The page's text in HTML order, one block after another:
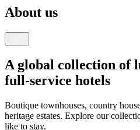
About us​​​​‌ ‍ ​‍​‍‌‍ ‌ ​‍‌‍‍‌‌‍‌ ‌‍‍‌‌‍ ‍​‍​‍​ ‍‍​‍​‍‌ ​ ‌‍​‌‌‍ ‍‌‍‍‌‌ ‌​‌ ‍‌​‍ ‍‌‍‍‌‌‍ ​‍​‍​‍ ​​‍​‍‌‍‍​‌ ​‍‌‍‌‌‌‍‌‍​‍​‍​ ‍‍​‍​‍‌‍‍​‌ ‌​‌ ‌​‌ ​​‌ ​ ​ ‍‍​‍ ​‍ ‌‍ ​​‍ ‌‌‍​‌‌‍ ‍‌‍‌​​‍ ‌‌ ​‍​‍ ‌‌‍‍​‌‍ ‌ ‌​‌‍‌‌‌‍ ​‌ ​ ​‍ ‌‌ ​ ‌ ‌​‌ ‌‌‌‍‌​‌‍‍‌‌‍ ​‍ ‍‌ ‌‍‌‍‌‌‌ ​‍‌‍​ ‌‍‌‌‌‍ ​​‍ ‍‌‍​‌‌ ​​‌ ​​​‍ ‌‍‍‌‌‍ ‍‌ ‌​‌‍‌‌‌‍ ‍‌ ‌​​‍ ‌‍‌‌‌‍‌​‌‍‍‌‌ ‌​​‍ ‌‍ ‌‌‍ ‌‍‌​‌‍‌‌​ ‌‌ ​​‌ ​‍‌‍‌‌‌ ​ ‌‍‌‌‌‍ ‍‌ ‌​‌‍​‌‌ ‌​‌‍‍‌‌‍ ‌‍ ‍​ ‍ ‌‍‍‌‌‍‌​​ ‌‌‍‌‍​ ‍‌‌‍‌‍‌‍​‌​ ‍‌‌‍‌‍​ ​ ‌‍‌‍​‍ ‌​ ‌ ​ ‍​​ ‍‌‌‍‌‍​‍ ‌​ ‌​​ ​‍‌‍​‌​ ​‌​‍ ‌​ ‍‌​ ‌​‌‍‌‍​ ​‍​‍ ‌‌‍‌‌​ ​​‌‍‌‍‌‍​‌‌‍‌‍​ ‌‍‌‍‌‍​ ​​​ ‌ ​ ‌‍​ ‌​​ ​ ​ ‍ ‌ ‌​‌ ‍‌‌ ​​‌‍‌‌​ ‌‌ ​​‌‍​‌‌‍‌ ‌‍‌‌​ ‍ ‌ ​​‌‍​‌‌ ‌​‌‍‍​​ ‌‌ ​​‌‍​‌‌‍‌ ‌‍‌‌‌​​‍‌ ‌‌‌‍‍‌‌‍ ​‌‍‌​‌‍‌‌‌ ​‍​‍‌‌​ ‌‌‌​​‍‌‌ ‌‍‍ ‌‍‌‌‌ ‍‌​‍‌‌​ ​ ‌​‌​​‍‌‌​ ​ ‌​‌​​‍‌‌​ ​‍​ ​‍‌‍​ ​ ​‍​ ‌‌‌‍​‌‌‍​‍​ ​ ​ ‌ ​ ‌‍‌‍​‍​ ‍‌‌‍‌‍‌‍‌‌​‍‌‌​ ​‍​ ​‍​‍‌‌​ ‌‌‌​‌​​‍ ‍‌ ‌​‌‍‍‌‌ ‌​‌‍ ​‌‍‌‌​ ‌‍​‍‌‍​‌‌ ​ ‌‍‌‌‌‌‌‌‌ ​‍‌‍ ​​ ‌‌‍‍​‌ ‌​‌ ‌​‌ ​​‌ ​ ​‍‌‌​ ​ ‌​​‌​‍‌‌​ ​‍‌​‌‍​‍‌‌​ ​‍‌​‌‍‌‍ ​​‍ ‌‌‍​‌‌‍ ‍‌‍‌​​‍ ‌‌ ​‍​‍ ‌‌‍‍​‌‍ ‌ ‌​‌‍‌‌‌‍ ​‌ ​ ​‍ ‌‌ ​ ‌ ‌​‌ ‌‌‌‍‌​‌‍‍‌‌‍ ​‍ ‍‌ ‌‍‌‍‌‌‌ ​‍‌‍​ ‌‍‌‌‌‍ ​​‍ ‍‌‍​‌‌ ​​‌ ​​​‍‌‍‌‍‍‌‌‍‌​​ ‌‌‍‌‍​ ‍‌‌‍‌‍‌‍​‌​ ‍‌‌‍‌‍​ ​ ‌‍‌‍​‍ ‌​ ‌ ​ ‍​​ ‍‌‌‍‌‍​‍ ‌​ ‌​​ ​‍‌‍​‌​ ​‌​‍ ‌​ ‍‌​ ‌​‌‍‌‍​ ​‍​‍ ‌‌‍‌‌​ ​​‌‍‌‍‌‍​‌‌‍‌‍​ ‌‍‌‍‌‍​ ​​​ ‌ ​ ‌‍​ ‌​​ ​ ​‍‌‍‌ ‌​‌ ‍‌‌ ​​‌‍‌‌​ ‌‌ ​​‌‍​‌‌‍‌ ‌‍‌‌​‍‌‍‌ ​​‌‍​‌‌ ‌​‌‍‍​​ ‌‌ ​​‌‍​‌‌‍‌ ‌‍‌‌‌​​‍‌ ‌‌‌‍‍‌‌‍ ​‌‍‌​‌‍‌‌‌ ​‍​‍‌‌​ ‌‌‌​​‍‌‌ ‌‍‍ ‌‍‌‌‌ ‍‌​‍‌‌​ ​ ‌​‌​​‍‌‌​ ​ ‌​‌​​‍‌‌​ ​‍​ ​‍‌‍​ ​ ​‍​ ‌‌‌‍​‌‌‍​‍​ ​ ​ ‌ ​ ‌‍‌‍​‍​ ‍‌‌‍‌‍‌‍‌‌​‍‌‌​ ​‍​ ​‍​‍‌‌​ ‌‌‌​‌​​‍ ‍‌ ‌​‌‍‍‌‌ ‌​‌‍ ​‌‍‌‌​‍‌‍‌ ​​‌‍‌‌‌ ​‍‌ ​ ‌ ​​‌‍‌‌‌‍​ ‌ ‌​‌‍‍‌‌ ‌‍‌‍‌‌​ ‌‌ ​​‌ ‌‌‌‍​‍‌‍ ​‌‍‍‌‌ ​ ‌‍‍​‌‍‌‌‌‍‌​​‍​‍‌ ‌
A global collection of
full-service hotels ​​​​‌ ‍ ​‍​‍‌‍ ‌ ​‍‌‍‍‌‌‍‌ ‌‍‍‌‌‍ ‍​‍​‍​ ‍‍​‍​‍‌ ​ ‌‍​‌‌‍ ‍‌‍‍‌‌ ‌​‌ ‍‌​‍ ‍‌‍‍‌‌‍ ​‍​‍​‍ ​​‍​‍‌‍‍​‌ ​‍‌‍‌‌‌‍‌‍​‍​‍​ ‍‍​‍​‍‌‍‍​‌ ‌​‌ ‌​‌ ​​‌ ​ ​ ‍‍​‍ ​‍ ‌‍ ​​‍ ‌‌‍​‌‌‍ ‍‌‍‌​​‍ ‌‌ ​‍​‍ ‌‌‍‍​‌‍ ‌ ‌​‌‍‌‌‌‍ ​‌ ​ ​‍ ‌‌ ​ ‌ ‌​‌ ‌‌‌‍‌​‌‍‍‌‌‍ ​‍ ‍‌ ‌‍‌‍‌‌‌ ​‍‌‍​ ‌‍‌‌‌‍ ​​‍ ‍‌‍​‌‌ ​​‌ ​​​‍ ‌‍‍‌‌‍ ‍‌ ‌​‌‍‌‌‌‍ ‍‌ ‌​​‍ ‌‍‌‌‌‍‌​‌‍‍‌‌ ‌​​‍ ‌‍ ‌‌‍ ‌‍‌​‌‍‌‌​ ‌‌ ​​‌ ​‍‌‍‌‌‌ ​ ‌‍‌‌‌‍ ‍‌ ‌​‌‍​‌‌ ‌​‌‍‍‌‌‍ ‌‍ ‍​ ‍ ‌‍‍‌‌‍‌​​ ‌‌‍‌‍​ ‍‌‌‍‌‍‌‍​‌​ ‍‌‌‍‌‍​ ​ ‌‍‌‍​‍ ‌​ ‌ ​ ‍​​ ‍‌‌‍‌‍​‍ ‌​ ‌​​ ​‍‌‍​‌​ ​‌​‍ ‌​ ‍‌​ ‌​‌‍‌‍​ ​‍​‍ ‌‌‍‌‌​ ​​‌‍‌‍‌‍​‌‌‍‌‍​ ‌‍‌‍‌‍​ ​​​ ‌ ​ ‌‍​ ‌​​ ​ ​ ‍ ‌ ‌​‌ ‍‌‌ ​​‌‍‌‌​ ‌‌ ​​‌‍​‌‌‍‌ ‌‍‌‌​ ‍ ‌ ​​‌‍​‌‌ ‌​‌‍‍​​ ‌‌ ​​‌‍​‌‌‍‌ ‌‍‌‌‌​​‍‌ ‌‌‌‍‍‌‌‍ ​‌‍‌​‌‍‌‌‌ ​‍​‍‌‌​ ‌‌‌​​‍‌‌ ‌‍‍ ‌‍‌‌‌ ‍‌​‍‌‌​ ​ ‌​‌​​‍‌‌​ ​ ‌​‌​​‍‌‌​ ​‍​ ​‍‌‍​ ​ ‌‍‌‍‌​​ ‌ ​ ‍‌‌‍​‌​ ‌ ​ ​‍​ ‌ ​ ‌ ‌‍​ ‌‍‌​​‍‌‌​ ​‍​ ​‍​‍‌‌​ ‌‌‌​‌​​‍ ‍‌ ‌​‌‍‍‌‌ ‌​‌‍ ​‌‍‌‌​ ‌‍​‍‌‍​‌‌ ​ ‌‍‌‌‌‌‌‌‌ ​‍‌‍ ​​ ‌‌‍‍​‌ ‌​‌ ‌​‌ ​​‌ ​ ​‍‌‌​ ​ ‌​​‌​‍‌‌​ ​‍‌​‌‍​‍‌‌​ ​‍‌​‌‍‌‍ ​​‍ ‌‌‍​‌‌‍ ‍‌‍‌​​‍ ‌‌ ​‍​‍ ‌‌‍‍​‌‍ ‌ ‌​‌‍‌‌‌‍ ​‌ ​ ​‍ ‌‌ ​ ‌ ‌​‌ ‌‌‌‍‌​‌‍‍‌‌‍ ​‍ ‍‌ ‌‍‌‍‌‌‌ ​‍‌‍​ ‌‍‌‌‌‍ ​​‍ ‍‌‍​‌‌ ​​‌ ​​​‍‌‍‌‍‍‌‌‍‌​​ ‌‌‍‌‍​ ‍‌‌‍‌‍‌‍​‌​ ‍‌‌‍‌‍​ ​ ‌‍‌‍​‍ ‌​ ‌ ​ ‍​​ ‍‌‌‍‌‍​‍ ‌​ ‌​​ ​‍‌‍​‌​ ​‌​‍ ‌​ ‍‌​ ‌​‌‍‌‍​ ​‍​‍ ‌‌‍‌‌​ ​​‌‍‌‍‌‍​‌‌‍‌‍​ ‌‍‌‍‌‍​ ​​​ ‌ ​ ‌‍​ ‌​​ ​ ​‍‌‍‌ ‌​‌ ‍‌‌ ​​‌‍‌‌​ ‌‌ ​​‌‍​‌‌‍‌ ‌‍‌‌​‍‌‍‌ ​​‌‍​‌‌ ‌​‌‍‍​​ ‌‌ ​​‌‍​‌‌‍‌ ‌‍‌‌‌​​‍‌ ‌‌‌‍‍‌‌‍ ​‌‍‌​‌‍‌‌‌ ​‍​‍‌‌​ ‌‌‌​​‍‌‌ ‌‍‍ ‌‍‌‌‌ ‍‌​‍‌‌​ ​ ‌​‌​​‍‌‌​ ​ ‌​‌​​‍‌‌​ ​‍​ ​‍‌‍​ ​ ‌‍‌‍‌​​ ‌ ​ ‍‌‌‍​‌​ ‌ ​ ​‍​ ‌ ​ ‌ ‌‍​ ‌‍‌​​‍‌‌​ ​‍​ ​‍​‍‌‌​ ‌‌‌​‌​​‍ ‍‌ ‌​‌‍‍‌‌ ‌​‌‍ ​‌‍‌‌​‍‌‍‌ ​​‌‍‌‌‌ ​‍‌ ​ ‌ ​​‌‍‌‌‌‍​ ‌ ‌​‌‍‍‌‌ ‌‍‌‍‌‌​ ‌‌ ​​‌ ‌‌‌‍​‍‌‍ ​‌‍‍‌‌ ​ ‌‍‍​‌‍‌‌‌‍‌​​‍​‍‌ ‌
Boutique townhouses, country
heritage estates. Explore our
like to stay. ​​​​‌ ‍ ​‍​‍‌‍ ‌ ​‍‌‍‍‌‌‍‌ ‌‍‍‌‌‍ ‍​‍​‍​ ‍‍​‍​‍‌ ​ ‌‍​‌‌‍ ‍‌‍‍‌‌ ‌​‌ ‍‌​‍ ‍‌‍‍‌‌‍ ​‍​‍​‍ ​​‍​‍‌‍‍​‌ ​‍‌‍‌‌‌‍‌‍​‍​‍​ ‍‍​‍​‍‌‍‍​‌ ‌​‌ ‌​‌ ​​‌ ​ ​ ‍‍​‍ ​‍ ‌‍ ​​‍ ‌‌‍​‌‌‍ ‍‌‍‌​​‍ ‌‌ ​‍​‍ ‌‌‍‍​‌‍ ‌ ‌​‌‍‌‌‌‍ ​‌ ​ ​‍ ‌‌ ​ ‌ ‌​‌ ‌‌‌‍‌​‌‍‍‌‌‍ ​‍ ‍‌ ‌‍‌‍‌‌‌ ​‍‌‍​ ‌‍‌‌‌‍ ​​‍ ‍‌‍​‌‌ ​​‌ ​​​‍ ‌‍‍‌‌‍ ‍‌ ‌​‌‍‌‌‌‍ ‍‌ ‌​​‍ ‌‍‌‌‌‍‌​‌‍‍‌‌ ‌​​‍ ‌‍ ‌‌‍ ‌‍‌​‌‍‌‌​ ‌‌ ​​‌ ​‍‌‍‌‌‌ ​ ‌‍‌‌‌‍ ‍‌ ‌​‌‍​‌‌ ‌​‌‍‍‌‌‍ ‌‍ ‍​ ‍ ‌‍‍‌‌‍‌​​ ‌‌‍‌‍​ ‍‌‌‍‌‍‌‍​‌​ ‍‌‌‍‌‍​ ​ ‌‍‌‍​‍ ‌​ ‌ ​ ‍​​ ‍‌‌‍‌‍​‍ ‌​ ‌​​ ​‍‌‍​‌​ ​‌​‍ ‌​ ‍‌​ ‌​‌‍‌‍​ ​‍​‍ ‌‌‍‌‌​ ​​‌‍‌‍‌‍​‌‌‍‌‍​ ‌‍‌‍‌‍​ ​​​ ‌ ​ ‌‍​ ‌​​ ​ ​ ‍ ‌ ‌​‌ ‍‌‌ ​​‌‍‌‌​ ‌‌ ​​‌‍​‌‌‍‌ ‌‍‌‌​ ‍ ‌ ​​‌‍​‌‌ ‌​‌‍‍​​ ‌‌ ​​‌‍​‌‌‍‌ ‌‍‌‌‌​​‍‌ ‌‌‌‍‍‌‌‍ ​‌‍‌​‌‍‌‌‌ ​‍​‍‌‌​ ‌‌‌​​‍‌‌ ‌‍‍ ‌‍‌‌‌ ‍‌​‍‌‌​ ​ ‌​‌​​‍‌‌​ ​ ‌​‌​​‍‌‌​ ​‍​ ​‍‌‍​ ​ ‌‍‌‍‌​​ ‌ ​ ‍‌‌‍​‌​ ‌ ​ ​‍​ ‌ ​ ‌ ‌‍​ ‌‍‌​​‍‌‌​ ​‍​ ​‍​‍‌‌​ ‌‌‌​‌​​‍ ‍‌‍​ ‌‍ ‌ ​​‌ ‍‌​ ‌‍​‍‌‍​‌‌ ​ ‌‍‌‌‌‌‌‌‌ ​‍‌‍ ​​ ‌‌‍‍​‌ ‌​‌ ‌​‌ ​​‌ ​ ​‍‌‌​ ​ ‌​​‌​‍‌‌​ ​‍‌​‌‍​‍‌‌​ ​‍‌​‌‍‌‍ ​​‍ ‌‌‍​‌‌‍ ‍‌‍‌​​‍ ‌‌ ​‍​‍ ‌‌‍‍​‌‍ ‌ ‌​‌‍‌‌‌‍ ​‌ ​ ​‍ ‌‌ ​ ‌ ‌​‌ ‌‌‌‍‌​‌‍‍‌‌‍ ​‍ ‍‌ ‌‍‌‍‌‌‌ ​‍‌‍​ ‌‍‌‌‌‍ ​​‍ ‍‌‍​‌‌ ​​‌ ​​​‍‌‍‌‍‍‌‌‍‌​​ ‌‌‍‌‍​ ‍‌‌‍‌‍‌‍​‌​ ‍‌‌‍‌‍​ ​ ‌‍‌‍​‍ ‌​ ‌ ​ ‍​​ ‍‌‌‍‌‍​‍ ‌​ ‌​​ ​‍‌‍​‌​ ​‌​‍ ‌​ ‍‌​ ‌​‌‍‌‍​ ​‍​‍ ‌‌‍‌‌​ ​​‌‍‌‍‌‍​‌‌‍‌‍​ ‌‍‌‍‌‍​ ​​​ ‌ ​ ‌‍​ ‌​​ ​ ​‍‌‍‌ ‌​‌ ‍‌‌ ​​‌‍‌‌​ ‌‌ ​​‌‍​‌‌‍‌ ‌‍‌‌​‍‌‍‌ ​​‌‍​‌‌ ‌​‌‍‍​​ ‌‌ ​​‌‍​‌‌‍‌ ‌‍‌‌‌​​‍‌ ‌‌‌‍‍‌‌‍ ​‌‍‌​‌‍‌‌‌ ​‍​‍‌‌​ ‌‌‌​​‍‌‌ ‌‍‍ ‌‍‌‌‌ ‍‌​‍‌‌​ ​ ‌​‌​​‍‌‌​ ​ ‌​‌​​‍‌‌​ ​‍​ ​‍‌‍​ ​ ‌‍‌‍‌​​ ‌ ​ ‍‌‌‍​‌​ ‌ ​ ​‍​ ‌ ​ ‌ ‌‍​ ‌‍‌​​‍‌‌​ ​‍​ ​‍​‍‌‌​ ‌‌‌​‌​​‍ ‍‌‍​ ‌‍ ‌ ​​‌ ‍‌​‍‌‍‌ ​​‌‍‌‌‌ ​‍‌ ​ ‌ ​​‌‍‌‌‌‍​ ‌ ‌​‌‍‍‌‌ ‌‍‌‍‌‌​ ‌‌ ​​‌ ‌‌‌‍​‍‌‍ ​‌‍‍‌‌ ​ ‌‍‍​‌‍‌‌‌‍‌​​‍​‍‌ ‌